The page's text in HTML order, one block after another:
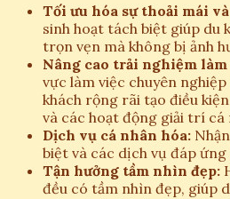
Tối ưu hóa sự thoải mái
sinh hoạt tách biệt giúp du
trọn vẹn mà không bị ảnh
Nâng cao trải nghiệm
vực làm việc chuyên
khách rộng rãi tạo điều
và các hoạt động giải trí cá
Dịch vụ cá nhân hóa:
biệt và các dịch vụ đáp ứng
Tận hưởng tầm nhìn đẹp:
đều có tầm nhìn đẹp, giúp